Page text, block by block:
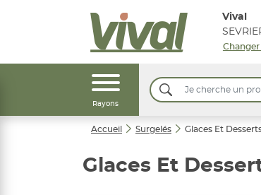
Vival
Rayons
Accueil Surgelés Glaces Et
Glaces Et